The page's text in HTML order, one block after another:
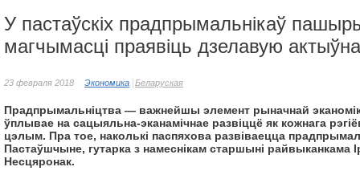
У пастаўскіх прадпрымальнікаў
магчымасці праявіць дзелавую
23 февраля 2018 Экономика Беларуская
Прадпрымальніцтва — важнейшы элемент рыначнай
ўплывае на сацыяльна-эканамічнае развіццё як кожнага
цэлым. Пра тое, наколькі паспяхова развіваецца
Пастаўшчыне, гутарка з намеснікам старшыні райвыканкама
Несцяронак.